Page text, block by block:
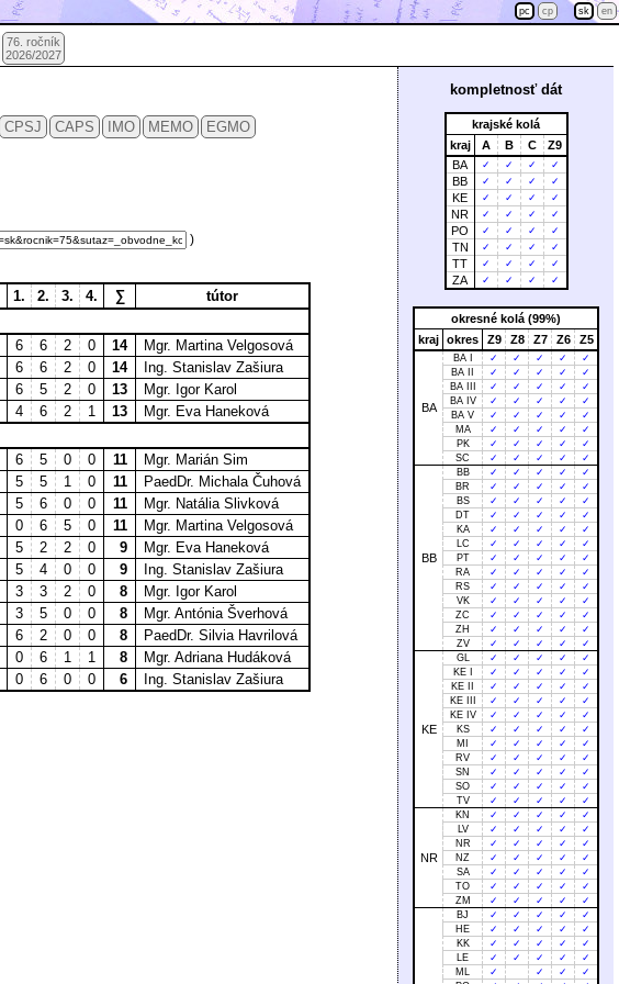
pc cp sk en
76. ročník
2026/2027
kompletnosť dát
krajské kolá
kraj
A B C
Z9
BA
✓ ✓ ✓ ✓
BB ✓ ✓ ✓ ✓
KE ✓ ✓ ✓ ✓
NR ✓ ✓ ✓ ✓
PO ✓ ✓ ✓ ✓
TN ✓ ✓ ✓ ✓
TT ✓ ✓ ✓ ✓
ZA ✓ ✓ ✓ ✓
okresné kolá (99%)
kraj okres Z9 Z8 Z7 Z6 Z5
BA
BA I ✓ ✓ ✓ ✓
✓
BA II
✓ ✓ ✓ ✓
✓
BA III
✓ ✓ ✓ ✓
✓
BA IV
✓ ✓ ✓ ✓
✓
BA V
✓ ✓ ✓ ✓
✓
MA
✓ ✓ ✓ ✓
✓
PK
✓ ✓ ✓ ✓
✓
SC
✓ ✓ ✓ ✓ ✓
BB
BB ✓ ✓ ✓ ✓
✓
BR
✓ ✓ ✓ ✓
✓
BS
✓ ✓ ✓ ✓
✓
DT
✓ ✓ ✓ ✓
✓
KA
✓ ✓ ✓ ✓
✓
LC
✓ ✓ ✓ ✓
✓
PT
✓ ✓ ✓ ✓
✓
RA
✓ ✓ ✓ ✓
✓
RS
✓ ✓ ✓ ✓
✓
VK
✓ ✓ ✓ ✓
✓
ZC
✓ ✓ ✓ ✓
✓
ZH
✓ ✓ ✓ ✓
✓
ZV
✓ ✓ ✓ ✓ ✓
KE
GL ✓ ✓ ✓ ✓
✓
KE I
✓ ✓ ✓ ✓
✓
KE II
✓ ✓ ✓ ✓
✓
KE III
✓ ✓ ✓ ✓
✓
KE IV
✓ ✓ ✓ ✓
✓
KS
✓ ✓ ✓ ✓
✓
MI
✓ ✓ ✓ ✓
✓
RV
✓ ✓ ✓ ✓
✓
SN
✓ ✓ ✓ ✓
✓
SO
✓ ✓ ✓ ✓
✓
TV
✓ ✓ ✓ ✓ ✓
NR
KN ✓ ✓ ✓ ✓
✓
LV
✓ ✓ ✓ ✓
✓
NR
✓ ✓ ✓ ✓
✓
NZ
✓ ✓ ✓ ✓
✓
SA
✓ ✓ ✓ ✓
✓
TO
✓ ✓ ✓ ✓
✓
ZM
✓ ✓ ✓ ✓
✓
BJ
✓ ✓ ✓ ✓
✓
HE
✓ ✓ ✓ ✓
✓
KK
✓ ✓ ✓ ✓
✓
LE
✓ ✓ ✓ ✓
✓
ML
✓ ✓ ✓
✓
CPSJ CAPS IMO MEMO
EGMO
)
1. 2. 3. 4. ∑
tútor
6 6 2 0 14
Mgr. Martina Velgosová
6 6 2 0 14
Ing. Stanislav Zašiura
6 5 2 0 13
Mgr. Igor Karol
4 6 2 1 13
Mgr. Eva Haneková
6 5 0 0 11
Mgr. Marián Sim
5 5 1 0 11
PaedDr. Michala Čuhová
5 6 0 0 11
Mgr. Natália Slivková
0 6 5 0 11
Mgr. Martina Velgosová
5 2 2 0 9
Mgr. Eva Haneková
5 4 0 0 9
Ing. Stanislav Zašiura
3 3 2 0 8
Mgr. Igor Karol
3 5 0 0 8
Mgr. Antónia Šverhová
6 2 0 0 8
PaedDr. Silvia Havrilová
0 6 1 1 8
Mgr. Adriana Hudáková
0 6 0 0 6 Ing. Stanislav Zašiura